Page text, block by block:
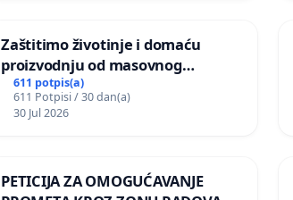
Zaštitimo životinje i domaću
proizvodnju od masovnog
uništavanja zbog afričke svinjske
kuge
611 potpis(a)
611 Potpisi / 30 dan(a)
30 Jul 2026
PETICIJA ZA OMOGUĆAVANJE